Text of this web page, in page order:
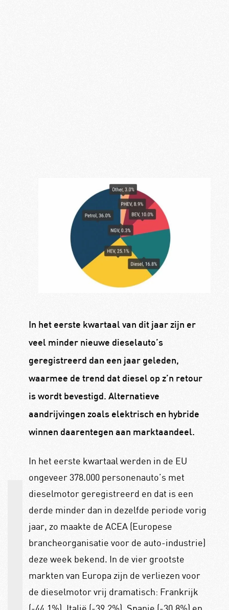
In het eerste kwartaal van dit jaar zijn er
veel minder nieuwe dieselauto’s
geregistreerd dan een jaar geleden,
waarmee de trend dat diesel op z’n retour
is wordt bevestigd. Alternatieve
aandrijvingen zoals elektrisch en hybride
winnen daarentegen aan marktaandeel.
In het eerste kwartaal werden in de EU
ongeveer 378.000 personenauto’s met
dieselmotor geregistreerd en dat is een
derde minder dan in dezelfde periode vorig
jaar, zo maakte de ACEA (Europese
brancheorganisatie voor de auto-industrie)
deze week bekend. In de vier grootste
markten van Europa zijn de verliezen voor
de dieselmotor vrij dramatisch: Frankrijk